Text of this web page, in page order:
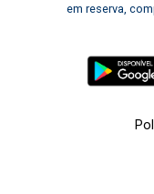
em reserva,